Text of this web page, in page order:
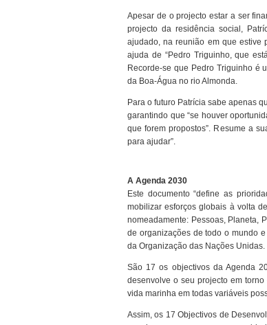
Apesar de o projecto estar a ser
projecto da residência social,
ajudado, na reunião em que estive
ajuda de “Pedro Triguinho, que
Recorde-se que Pedro Triguinho é
da Boa-Água no rio Almonda.
Para o futuro Patrícia sabe apenas
garantindo que “se houver
que forem propostos”. Resume a
para ajudar”.
A Agenda 2030
Este documento “define as
mobilizar esforços globais à volta
nomeadamente: Pessoas, Planeta,
de organizações de todo o mundo
da Organização das Nações Unidas.
São 17 os objectivos da Agenda
desenvolve o seu projecto em
vida marinha em todas variáveis
Assim, os 17 Objectivos de